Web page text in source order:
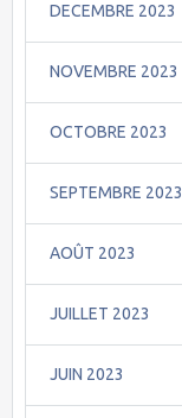
DECEMBRE 2023
NOVEMBRE 2023
OCTOBRE 2023
SEPTEMBRE 2023
AOÛT 2023
JUILLET 2023
JUIN 2023